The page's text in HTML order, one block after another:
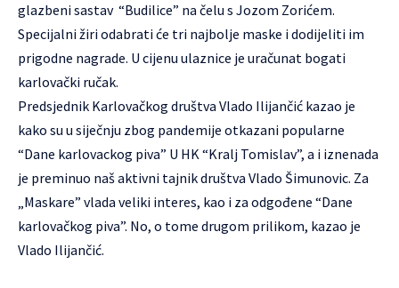
glazbeni sastav “Budilice” na čelu s Jozom Zorićem.
Specijalni žiri odabrati će tri najbolje maske i dodijeliti im
prigodne nagrade. U cijenu ulaznice je uračunat bogati
karlovački ručak.
Predsjednik Karlovačkog društva Vlado Ilijančić kazao je
kako su u siječnju zbog pandemije otkazani popularne
“Dane karlovackog piva” U HK “Kralj Tomislav”, a i iznenada
je preminuo naš aktivni tajnik društva Vlado Šimunovic. Za
„Maskare” vlada veliki interes, kao i za odgođene “Dane
karlovačkog piva”. No, o tome drugom prilikom, kazao je
Vlado Ilijančić.